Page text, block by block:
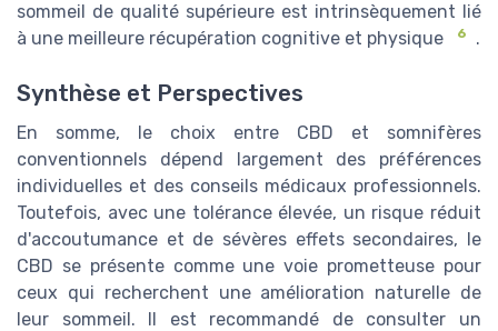
sommeil de qualité supérieure est intrinsèquement lié
à une meilleure récupération cognitive et physique
6 .
Synthèse et Perspectives
En somme, le choix entre CBD et somnifères
conventionnels dépend largement des préférences
individuelles et des conseils médicaux professionnels.
Toutefois, avec une tolérance élevée, un risque réduit
d'accoutumance et de sévères effets secondaires, le
CBD se présente comme une voie prometteuse pour
ceux qui recherchent une amélioration naturelle de
leur sommeil. Il est recommandé de consulter un